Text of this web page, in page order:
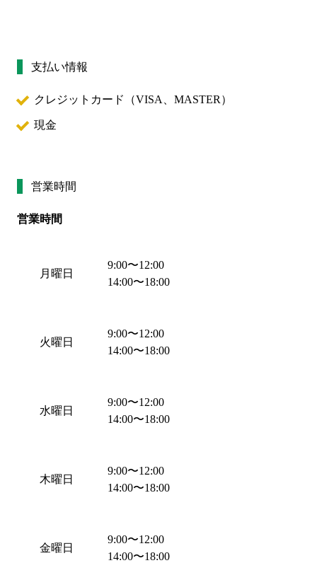
支払い情報
クレジットカード（VISA、MASTER ）
現金
営業時間
営業時間
月曜日
火曜日
水曜日
木曜日
金曜日
9:00〜12:00
14:00〜18:00
9:00〜12:00
14:00〜18:00
9:00〜12:00
14:00〜18:00
9:00〜12:00
14:00〜18:00
9:00〜12:00
14:00〜18:00